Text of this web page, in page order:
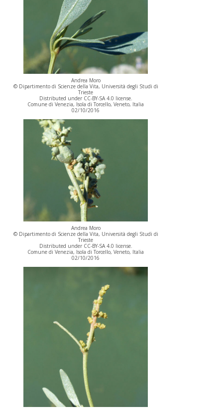
Andrea Moro
© Dipartimento di Scienze della Vita, Università degli Studi di
Trieste
Distributed under CC-BY-SA 4.0 license.
Comune di Venezia, Isola di Torcello, Veneto, Italia
02/10/2016
Andrea Moro
© Dipartimento di Scienze della Vita, Università degli Studi di
Trieste
Distributed under CC-BY-SA 4.0 license.
Comune di Venezia, Isola di Torcello, Veneto, Italia
02/10/2016